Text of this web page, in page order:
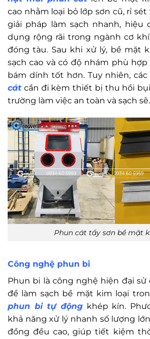
cao nhằm loại bỏ lớp sơn cũ, rỉ sét
giải pháp làm sạch nhanh, hiệu
dụng rộng rãi trong ngành cơ
đóng tàu. Sau khi xử lý, bề mặt
sạch cao và có độ nhám phù
bám dính tốt hơn. Tuy nhiên,
cát cần đi kèm thiết bị thu hồi
trường làm việc an toàn và sạch sẽ.
Phun cát tẩy sơn bề mặt
Công nghệ phun bi
Phun bi là công nghệ hiện đại
để làm sạch bề mặt kim loại
phun bi tự động khép kín.
khả năng xử lý nhanh số lượng
đồng đều cao, giúp tiết kiệm